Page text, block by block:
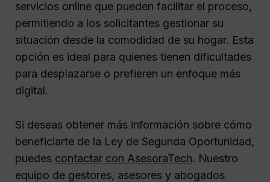
servicios online que pueden facilitar el proceso,
permitiendo a los solicitantes gestionar su
situación desde la comodidad de su hogar. Esta
opción es ideal para quienes tienen dificultades
para desplazarse o prefieren un enfoque más
digital.
Si deseas obtener más información sobre cómo
beneficiarte de la Ley de Segunda Oportunidad,
puedes contactar con AsesoraTech. Nuestro
equipo de gestores, asesores y abogados